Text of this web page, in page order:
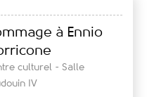
à Ennio
culturel - Salle
IV